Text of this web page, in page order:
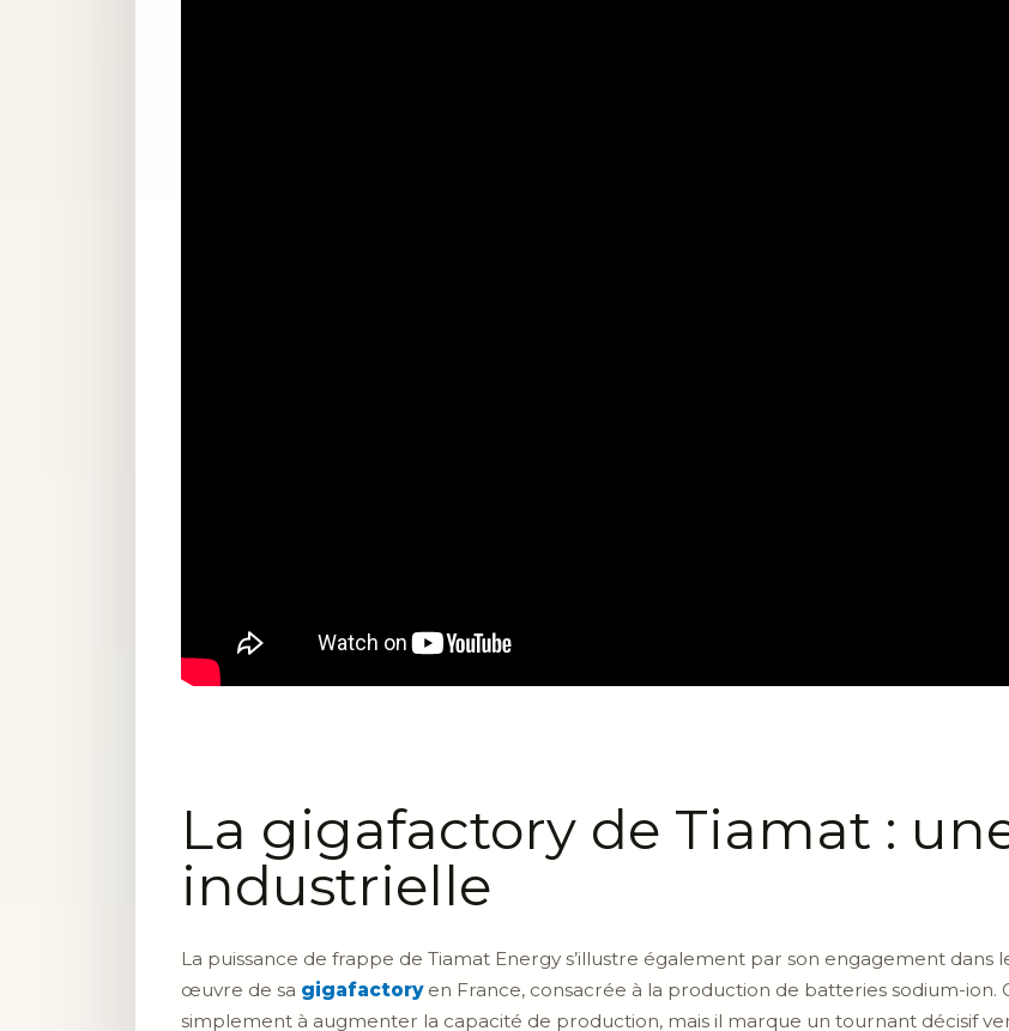
La gigafactory de Tiamat :
industrielle
La puissance de frappe de Tiamat Energy s’illustre également par son engagement
œuvre de sa gigafactoryen France, consacrée à la production de batteries sodium-ion.
simplement à augmenter la capacité de production, mais il marque un tournant décisif